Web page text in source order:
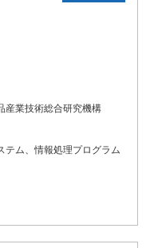
産業技術総合研究機構
テム、情報処理プログラム